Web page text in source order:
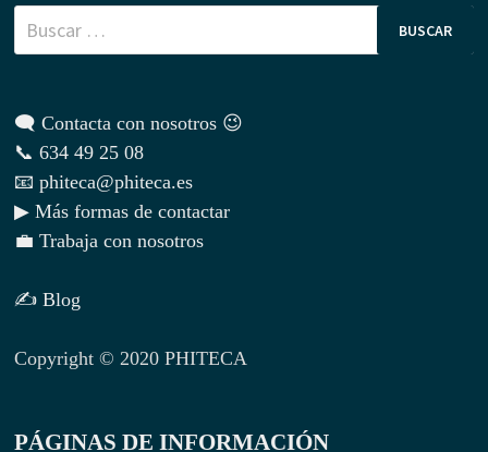
Buscar:
🗨 Contacta con nosotros 😉
📞 634 49 25 08
📧 phiteca@phiteca.es
▶ Más formas de contactar
💼 Trabaja con nosotros
✍ Blog
Copyright © 2020 PHITECA
PÁGINAS DE INFORMACIÓN